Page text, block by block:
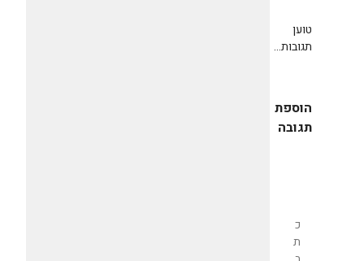
טוען
תגובות...
הוספת
תגובה